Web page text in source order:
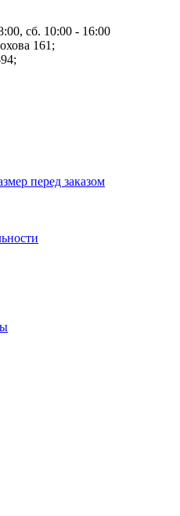
сб. 10:00 - 16:00
161 ;
;
перед заказом